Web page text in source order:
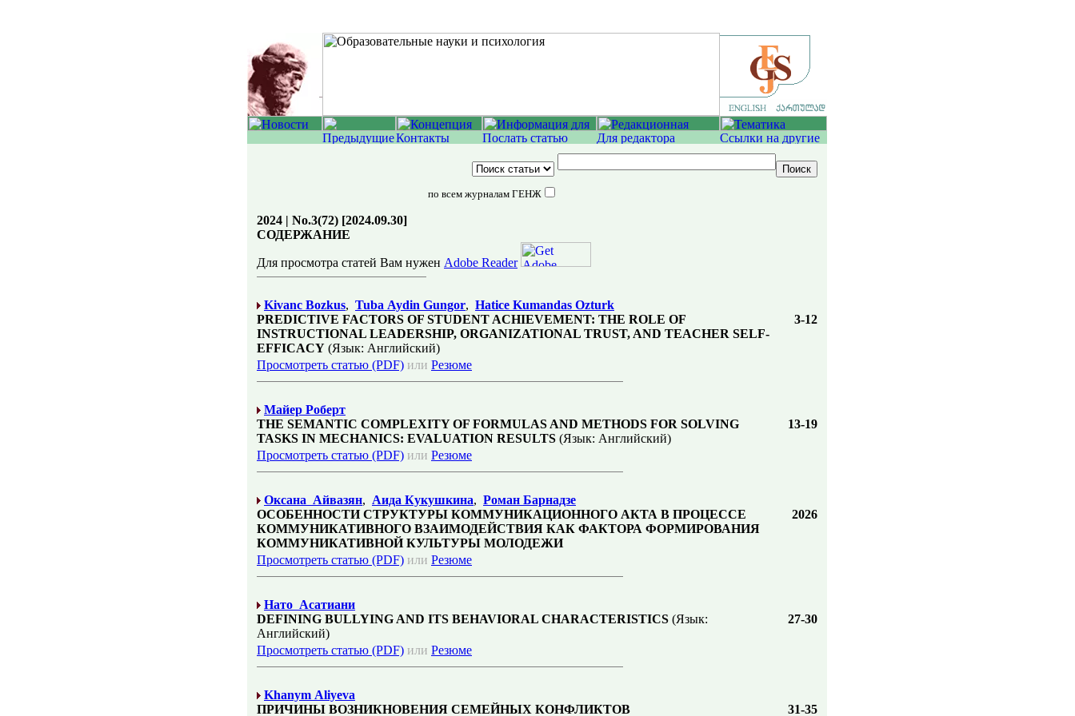
по всем журналам ГЕНЖ
2024 | No.3(72) [2024.09.30]
СОДЕРЖАНИЕ
Для просмотра статей Вам нужен Adobe Reader
Kivanc Bozkus, Tuba Aydin Gungor, Hatice Kumandas Ozturk
PREDICTIVE FACTORS OF STUDENT ACHIEVEMENT: THE ROLE OF
INSTRUCTIONAL LEADERSHIP, ORGANIZATIONAL TRUST, AND TEACHER SELF-
EFFICACY (Язык: Английский)
3-12
Просмотреть статью (PDF) или Резюме
Майер Роберт
THE SEMANTIC COMPLEXITY OF FORMULAS AND METHODS FOR SOLVING
TASKS IN MECHANICS: EVALUATION RESULTS (Язык: Английский)
13-19
Просмотреть статью (PDF) или Резюме
Оксана Айвазян, Аида Кукушкина, Роман Барнадзе
ОСОБЕННОСТИ СТРУКТУРЫ КОММУНИКАЦИОННОГО АКТА В ПРОЦЕССЕ
КОММУНИКАТИВНОГО ВЗАИМОДЕЙСТВИЯ КАК ФАКТОРА ФОРМИРОВАНИЯ
КОММУНИКАТИВНОЙ КУЛЬТУРЫ МОЛОДЕЖИ
2026
Просмотреть статью (PDF) или Резюме
Нато Асатиани
DEFINING BULLYING AND ITS BEHAVIORAL CHARACTERISTICS (Язык:
Английский)
27-30
Просмотреть статью (PDF) или Резюме
Khanym Aliyeva
ПРИЧИНЫ ВОЗНИКНОВЕНИЯ СЕМЕЙНЫХ КОНФЛИКТОВ
31-35